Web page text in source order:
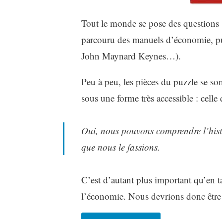
Tout le monde se pose des
parcouru des manuels d’économie,
John Maynard Keynes…).
Peu à peu, les pièces du puzzle se
sous une forme très accessible : celle
Oui, nous pouvons comprendre
que nous le fassions.
C’est d’autant plus important qu’en
l’économie. Nous devrions donc